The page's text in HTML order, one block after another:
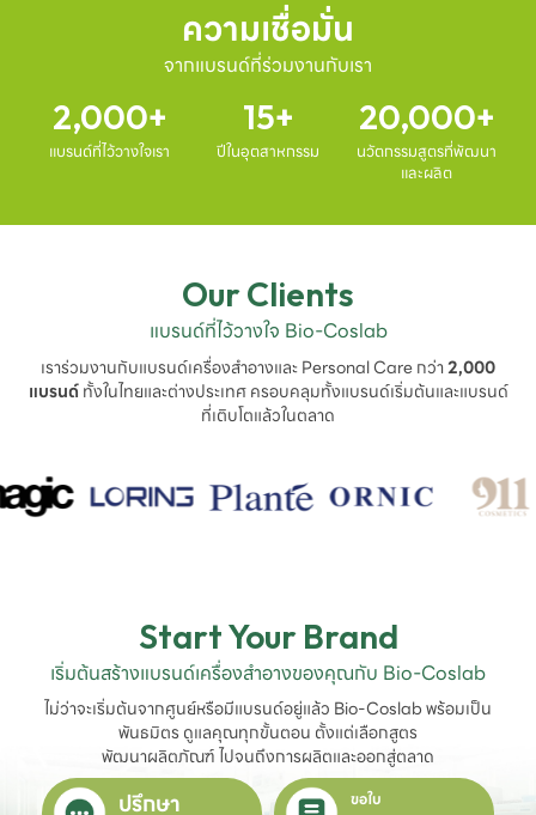
ความเชื่อมั่น
จากแบรนด์ที่ร่วมงานกับเรา
2,000
แบรนด์ที่ไว้วางใจเรา
15
ปีในอุตสาหกรรม
20,000
นวัตกรรมสูตรที่พัฒนา
และผลิต
Our Clients
แบรนด์ที่ไว้วางใจ Bio-Coslab
เราร่วมงานกับแบรนด์เครื่องสำอางและ Personal Care กว่า2,000
แบรนด์ทั้งในไทยและต่างประเทศ ครอบคลุมทั้งแบรนด์เริ่มต้นและแบรนด์
ที่เติบโตแล้วในตลาด
Start Your Brand
เริ่มต้นสร้างแบรนด์เครื่องสำอางของคุณกับ Bio-Coslab
ไม่ว่าจะเริ่มต้นจากศูนย์หรือมีแบรนด์อยู่แล้ว Bio-Coslab พร้อมเป็น
พันธมิตร ดูแลคุณทุกขั้นตอน ตั้งแต่เลือกสูตร
พัฒนาผลิตภัณฑ์ ไปจนถึงการผลิตและออกสู่ตลาด
ปรึกษา ขอใบ